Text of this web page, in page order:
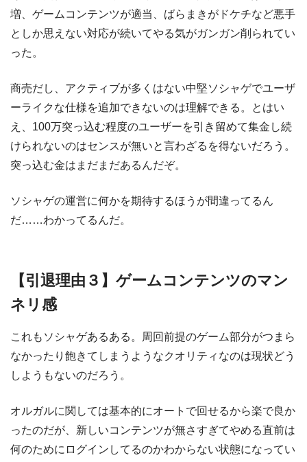
増、ゲームコンテンツが適当、ばらまきがドケチなど悪手
としか思えない対応が続いてやる気がガンガン削られてい
った。
商売だし、アクティブが多くはない中堅ソシャゲでユーザ
ーライクな仕様を追加できないのは理解できる。とはい
え、100万突っ込む程度のユーザーを引き留めて集金し続
けられないのはセンスが無いと言わざるを得ないだろう。
突っ込む金はまだまだあるんだぞ。
ソシャゲの運営に何かを期待するほうが間違ってるん
だ……わかってるんだ。
【引退理由３】ゲームコンテンツのマン
ネリ感
これもソシャゲあるある。周回前提のゲーム部分がつまら
なかったり飽きてしまうようなクオリティなのは現状どう
しようもないのだろう。
オルガルに関しては基本的にオートで回せるから楽で良か
ったのだが、新しいコンテンツが無さすぎてやめる直前は
何のためにログインしてるのかわからない状態になってい